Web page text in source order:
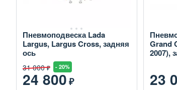
Пневмоподвеска Lada
Largus, Largus Cross, задняя
ось
31 000 ₽ - 20%
24 800₽
Grand
2007),
23